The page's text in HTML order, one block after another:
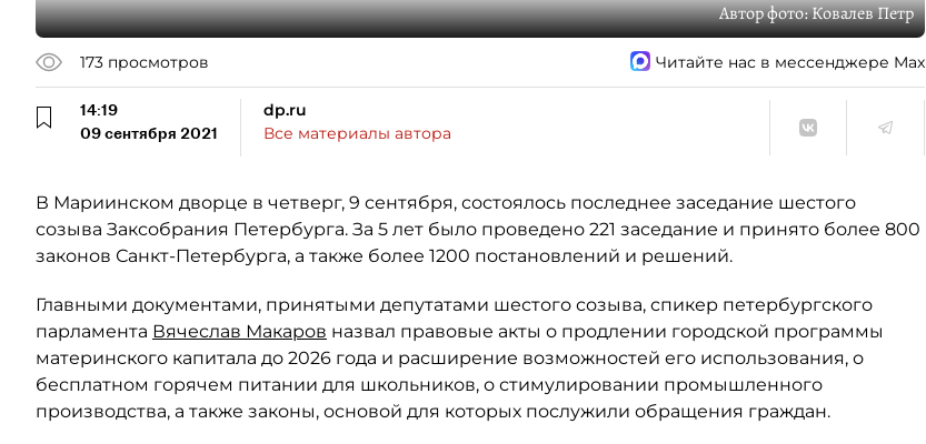
Автор фото:Ковалев Петр
173 просмотров Читайте нас в мессенджере Max
14:19
09 сентября 2021
dp.ru
Все материалы автора
В Мариинском дворце в четверг, 9 сентября, состоялось последнее заседание шестого
созыва Заксобрания Петербурга. За 5 лет было проведено 221 заседание и принято более 800
законов Санкт-Петербурга, а также более 1200 постановлений и решений.
Главными документами, принятыми депутатами шестого созыва, спикер петербургского
парламента Вячеслав Макаров назвал правовые акты о продлении городской программы
материнского капитала до 2026 года и расширение возможностей его использования, о
бесплатном горячем питании для школьников, о стимулировании промышленного
производства, а также законы, основой для которых послужили обращения граждан.